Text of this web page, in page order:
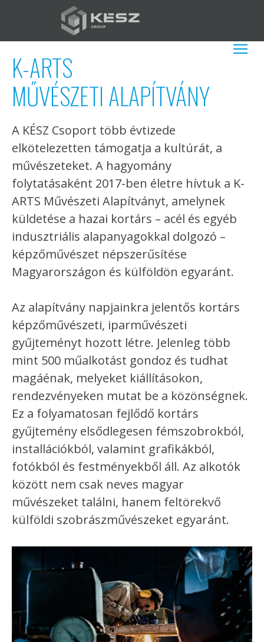
tartalomra
További
K-ARTS
MŰVÉSZETI ALAPÍTVÁNY
A KÉSZ Csoport több évtizede
elkötelezetten támogatja a kultúrát, a
művészeteket. A hagyomány
folytatásaként 2017-ben életre hívtuk a K-
ARTS Művészeti Alapítványt, amelynek
küldetése a hazai kortárs – acél és egyéb
indusztriális alapanyagokkal dolgozó –
képzőművészet népszerűsítése
Magyarországon és külföldön egyaránt.
Az alapítvány napjainkra jelentős kortárs
képzőművészeti, iparművészeti
gyűjteményt hozott létre. Jelenleg több
mint 500 műalkotást gondoz és tudhat
magáénak, melyeket kiállításokon,
rendezvényeken mutat be a közönségnek.
Ez a folyamatosan fejlődő kortárs
gyűjtemény elsődlegesen fémszobrokból,
installációkból, valamint grafikákból,
fotókból és festményekből áll. Az alkotók
között nem csak neves magyar
művészeket találni, hanem feltörekvő
külföldi szobrászművészeket egyaránt.